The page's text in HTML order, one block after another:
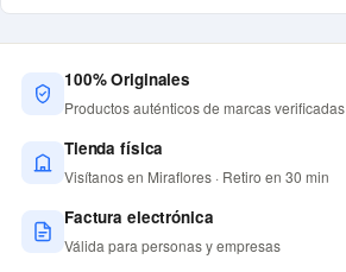
100% Originales
Productos auténticos de marcas verificadas
Tienda física
Visítanos en Miraflores · Retiro en 30 min
Factura electrónica
Válida para personas y empresas